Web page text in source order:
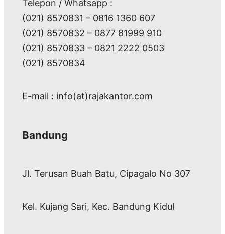
Telepon / Whatsapp :
(021) 8570831 – 0816 1360 607
(021) 8570832 – 0877 81999 910
(021) 8570833 – 0821 2222 0503
(021) 8570834
E-mail : info(at)rajakantor.com
Bandung
Jl. Terusan Buah Batu, Cipagalo No 307
Kel. Kujang Sari, Kec. Bandung Kidul